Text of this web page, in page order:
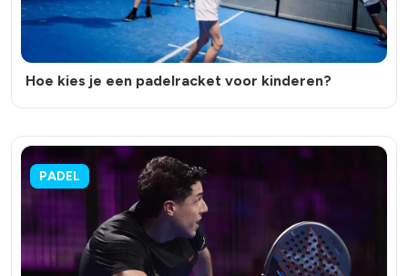
Hoe kies je een padelracket voor kinderen?
PADEL